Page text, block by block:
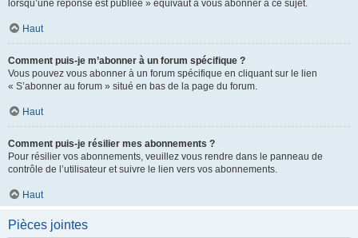
lorsqu’une réponse est publiée » équivaut à vous abonner à ce sujet.
Haut
Comment puis-je m’abonner à un forum spécifique ?
Vous pouvez vous abonner à un forum spécifique en cliquant sur le lien
« S’abonner au forum » situé en bas de la page du forum.
Haut
Comment puis-je résilier mes abonnements ?
Pour résilier vos abonnements, veuillez vous rendre dans le panneau de
contrôle de l’utilisateur et suivre le lien vers vos abonnements.
Haut
Pièces jointes